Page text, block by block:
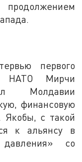
первого
НАТО Мирчи
Молдавии
финансовую
Якобы, с такой
к альянсу в
давления» со